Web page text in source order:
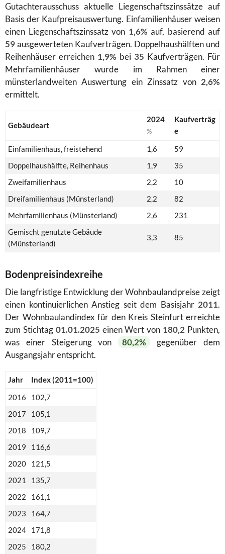
Gutachterausschuss aktuelle Liegenschaftszinssätze auf
Basis der Kaufpreisauswertung. Einfamilienhäuser weisen
einen Liegenschaftszinssatz von 1,6% auf, basierend auf
59ausgewerteten Kaufverträgen. Doppelhaushälften und
Reihenhäuser erreichen 1,9% bei 35 Kaufverträgen. Für
Mehrfamilienhäuser wurde im Rahmen einer
münsterlandweiten Auswertung ein Zinssatz von 2,6%
ermittelt.
Gebäudeart
2024
%
Kaufverträg
e
Einfamilienhaus, freistehend
1,6
59
Doppelhaushälfte, Reihenhaus
1,9
35
Zweifamilienhaus
2,2
10
Dreifamilienhaus (Münsterland)
2,2
82
Mehrfamilienhaus (Münsterland)
2,6
231
Gemischt genutzte Gebäude
(Münsterland)
3,3 85
Bodenpreisindexreihe
Die langfristige Entwicklung der Wohnbaulandpreise zeigt
einen kontinuierlichen Anstieg seit dem Basisjahr 2011.
Der Wohnbaulandindex für den Kreis Steinfurt erreichte
zum Stichtag 01.01.2025 einen Wert von 180,2 Punkten,
was einer Steigerung von
80,2%
gegenüber dem
Ausgangsjahr entspricht.
Jahr
Index (2011=100)
2016
102,7
2017
105,1
2018
109,7
2019
116,6
2020
121,5
2021
135,7
2022
161,1
2023
164,7
2024
171,8
2025
180,2